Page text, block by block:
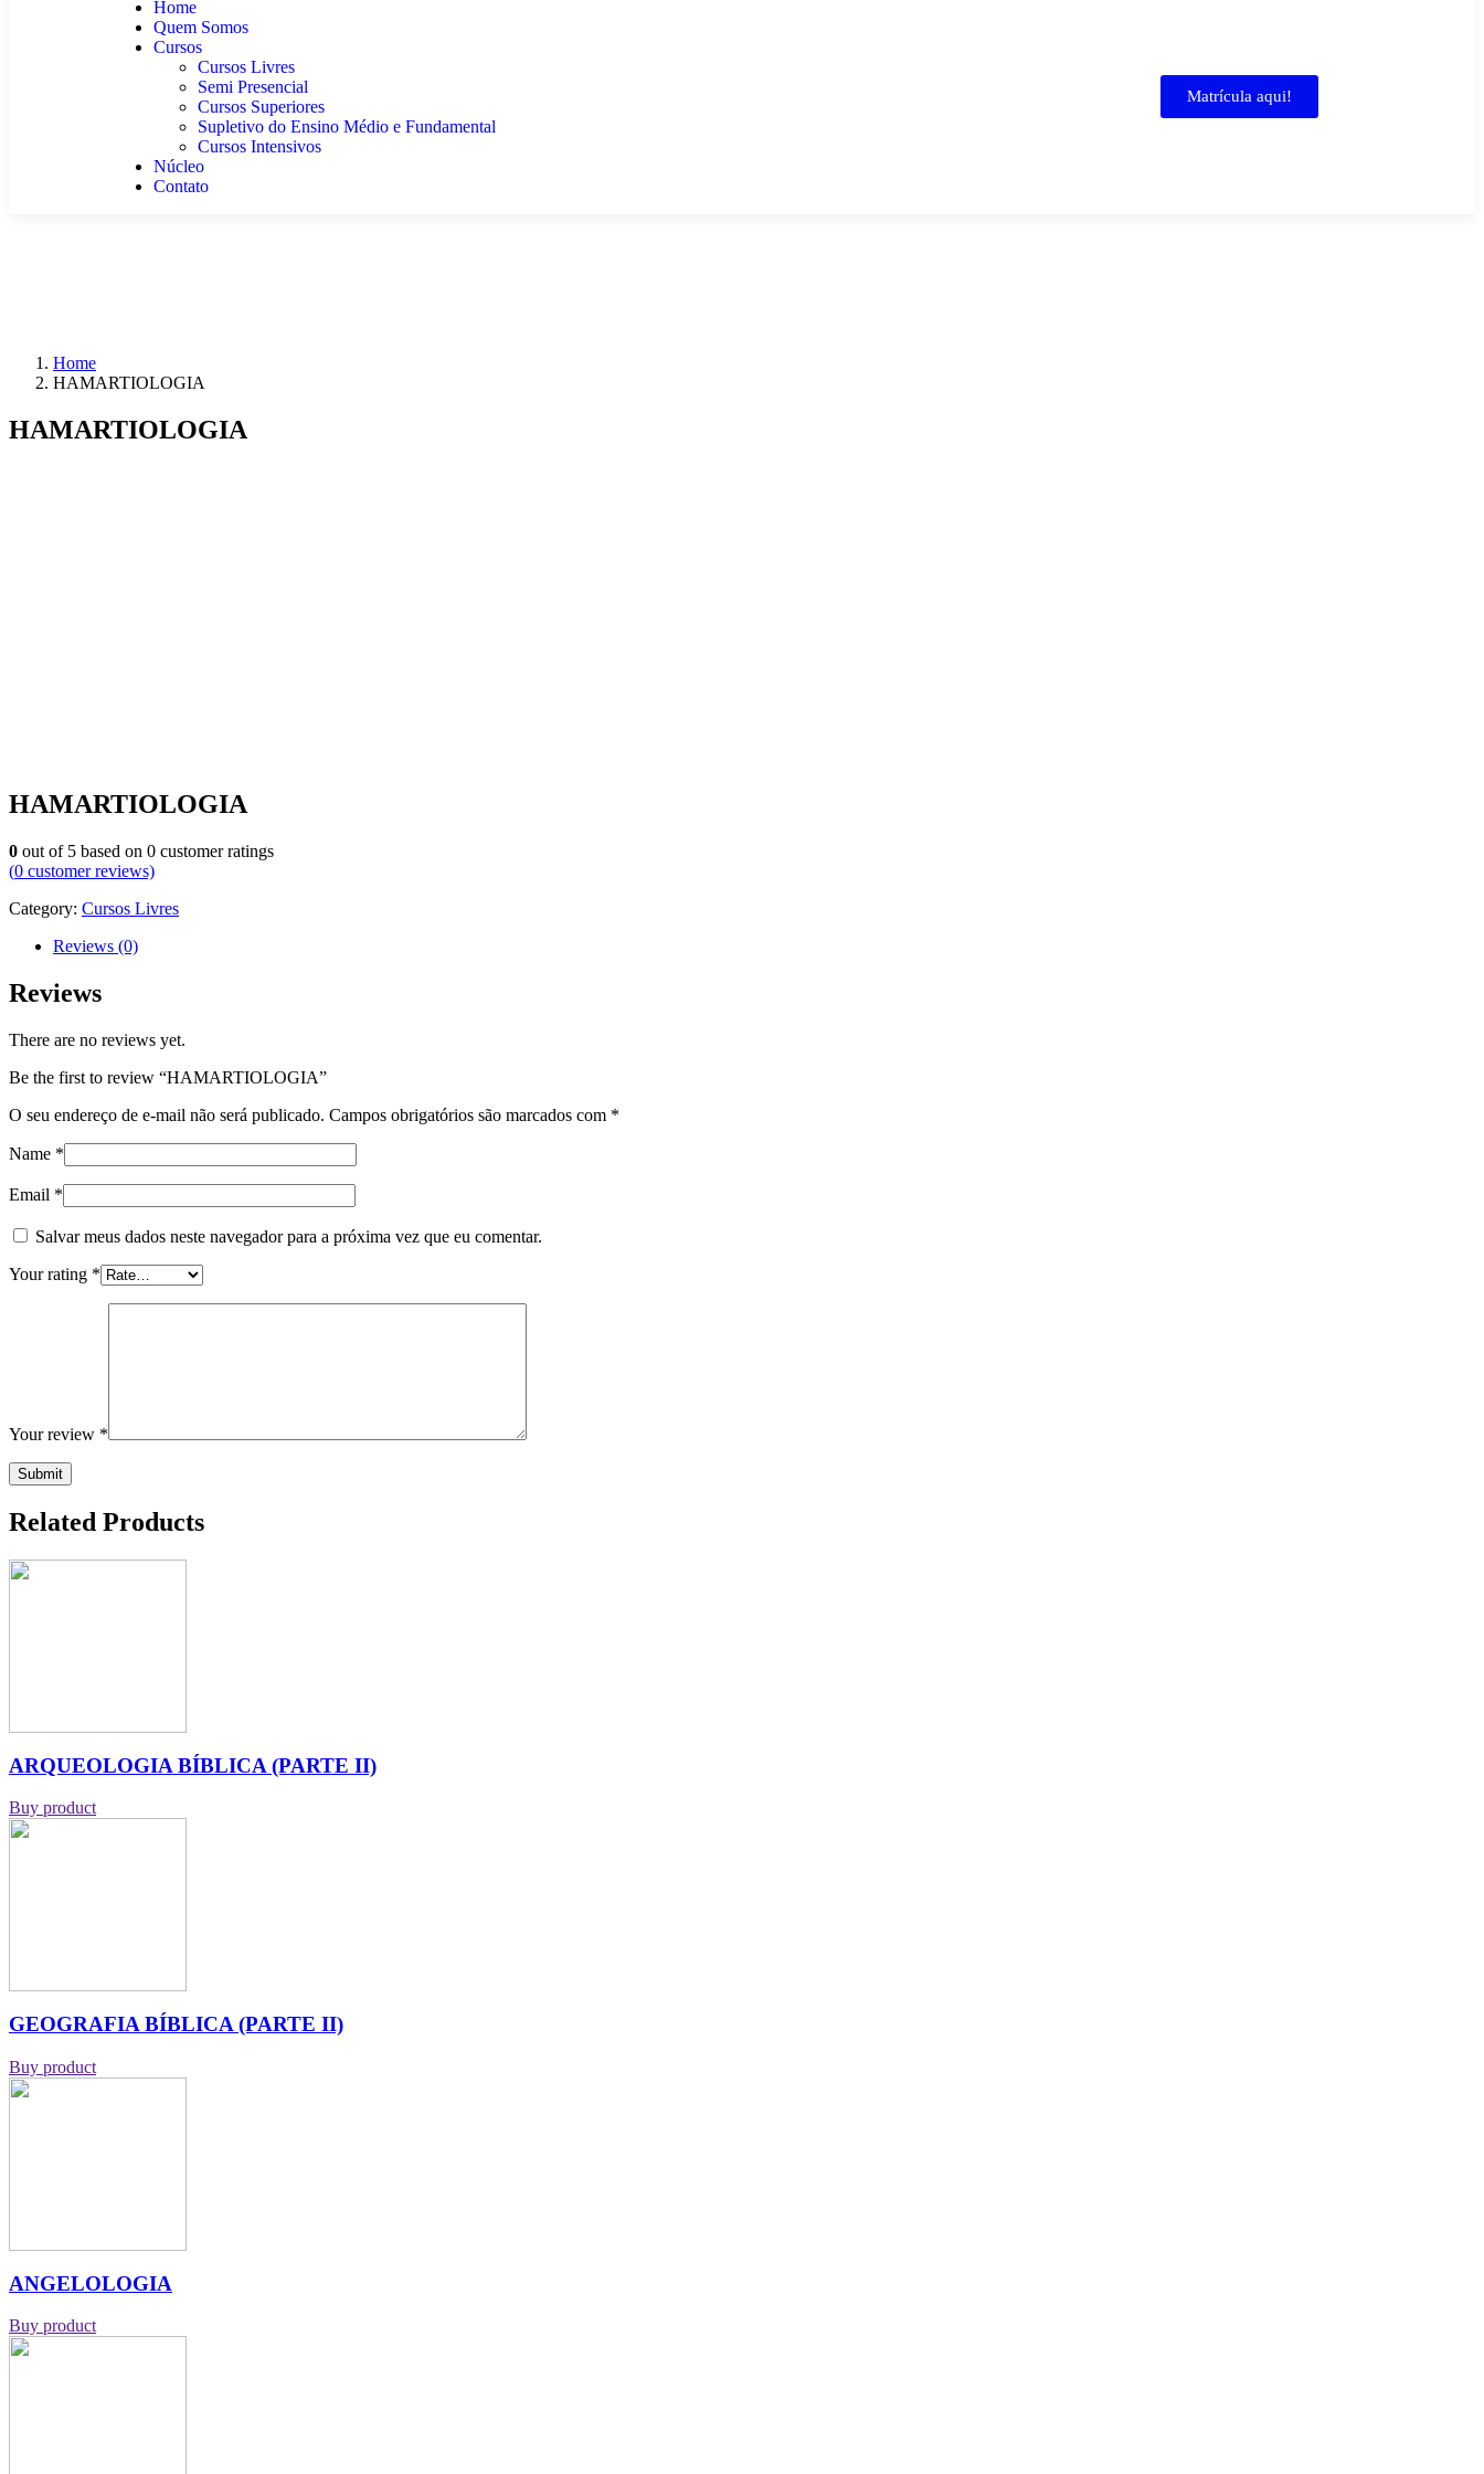
Home
Quem Somos
Cursos
Cursos Livres
Semi Presencial
Cursos Superiores
Supletivo do Ensino Médio e Fundamental
Cursos Intensivos
Núcleo
Contato
Matrícula aqui!
Home
HAMARTIOLOGIA
HAMARTIOLOGIA
HAMARTIOLOGIA
0 out of 5 based on 0 customer ratings
(0 customer reviews)
Category: Cursos Livres
Reviews (0)
Reviews
There are no reviews yet.
Be the first to review “HAMARTIOLOGIA”
O seu endereço de e-mail não será publicado. Campos obrigatórios são marcados com *
Name *
Email *
Salvar meus dados neste navegador para a próxima vez que eu comentar.
Your rating *
Your review *
Related Products
ARQUEOLOGIA BÍBLICA (PARTE II)
Buy product
GEOGRAFIA BÍBLICA (PARTE II)
Buy product
ANGELOLOGIA
Buy product